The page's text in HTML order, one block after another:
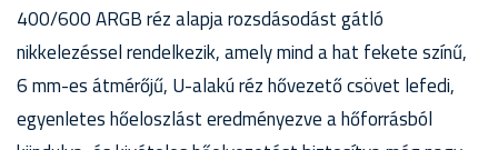
400/600 ARGB réz alapja rozsdásodást gátló
nikkelezéssel rendelkezik, amely mind a hat fekete színű,
6 mm-es átmérőjű, U-alakú réz hővezető csövet lefedi,
egyenletes hőeloszlást eredményezve a hőforrásból